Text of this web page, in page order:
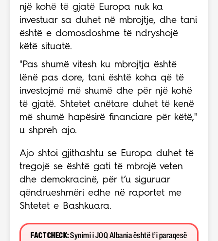
një kohë të gjatë Europa nuk ka
investuar sa duhet në mbrojtje, dhe tani
është e domosdoshme të ndryshojë
këtë situatë.
"Pas shumë vitesh ku mbrojtja është
lënë pas dore, tani është koha që të
investojmë më shumë dhe për një kohë
të gjatë. Shtetet anëtare duhet të kenë
më shumë hapësirë financiare për këtë,"
u shpreh ajo.
Ajo shtoi gjithashtu se Europa duhet të
tregojë se është gati të mbrojë veten
dhe demokracinë, për t’u siguruar
qëndrueshmëri edhe në raportet me
Shtetet e Bashkuara.
FACT CHECK:Synimi i JOQ Albania është t’i paraqesë